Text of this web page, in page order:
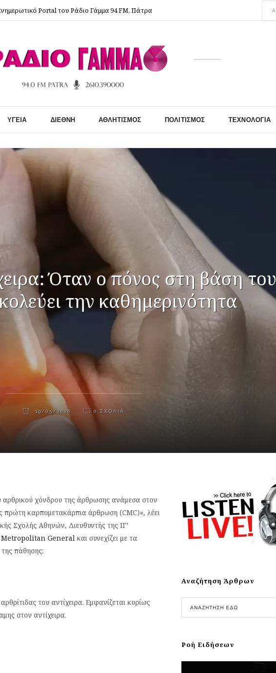
Portal του Ράδιο Γάμμα 94 FM, Πάτρα
ΥΓΕΊΑ ΔΙΕΘΝΉ ΑΘΛΗΤΙΣΜΌΣ ΠΟΛΙΤΙΣΜΌΣ ΤΕΧΝΟΛΟΓΊΑ
Όταν ο πόνος στη βάση του
την καθημερινότητα
19/05/2026 0 ΣΧΌΛΙΑ
αρθρικού χόνδρου της άρθρωσης ανάμεσα στον
καρπομετακάρπια άρθρωση (CMC)», λέει
Σχολής Αθηνών, Διευθυντής της ΙΓ’
Metropolitan General και συνεχίζει με τα
της πάθησης:
του αντίχειρα. Εμφανίζεται κυρίως
στον αντίχειρα.
Αναζήτηση Άρθρων
Ροή Ειδήσεων